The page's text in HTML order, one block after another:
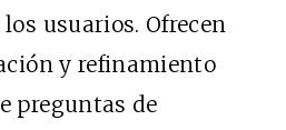
usuarios. Ofrecen
y refinamiento
preguntas de